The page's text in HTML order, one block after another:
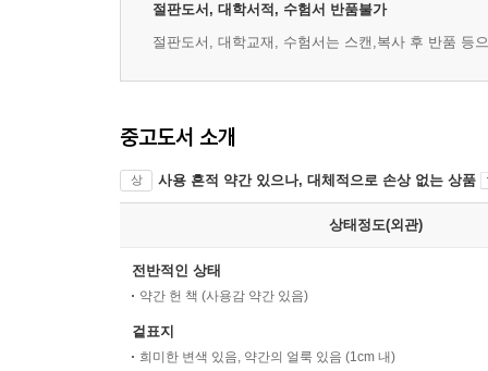
절판도서, 대학서적, 수험서 반품불가
절판도서, 대학교재, 수험서는 스캔,복사 후 반품 등
중고도서 소개
상 사용 흔적 약간 있으나, 대체적으로 손상 없는 상품
상태정도(외관)
전반적인 상태
약간 헌 책 (사용감 약간 있음)
겉표지
희미한 변색 있음, 약간의 얼룩 있음 (1cm 내)